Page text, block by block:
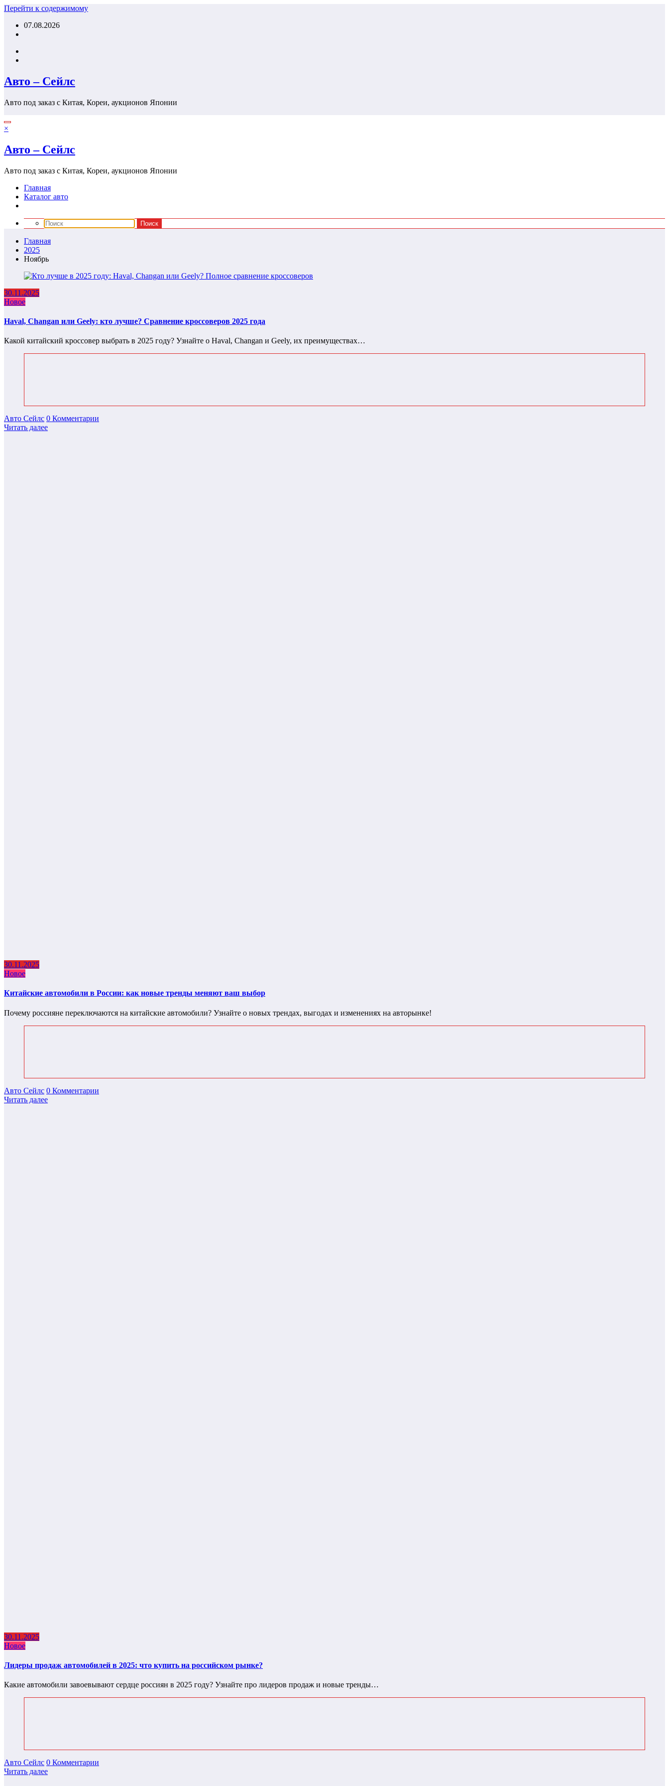
Перейти к содержимому
07.08.2026
Авто – Сейлс
Авто под заказ с Китая, Кореи, аукционов Японии
×
Авто – Сейлс
Авто под заказ с Китая, Кореи, аукционов Японии
Главная
Каталог авто
Главная
2025
Ноябрь
30.11.2025
Новое
Haval, Changan или Geely: кто лучше? Сравнение кроссоверов 2025 года
Какой китайский кроссовер выбрать в 2025 году? Узнайте о Haval, Changan и Geely, их преимуществах…
Авто Сейлс 0 Комментарии
Читать далее
30.11.2025
Новое
Китайские автомобили в России: как новые тренды меняют ваш выбор
Почему россияне переключаются на китайские автомобили? Узнайте о новых трендах, выгодах и изменениях на авторынке!
Авто Сейлс 0 Комментарии
Читать далее
30.11.2025
Новое
Лидеры продаж автомобилей в 2025: что купить на российском рынке?
Какие автомобили завоевывают сердце россиян в 2025 году? Узнайте про лидеров продаж и новые тренды…
Авто Сейлс 0 Комментарии
Читать далее